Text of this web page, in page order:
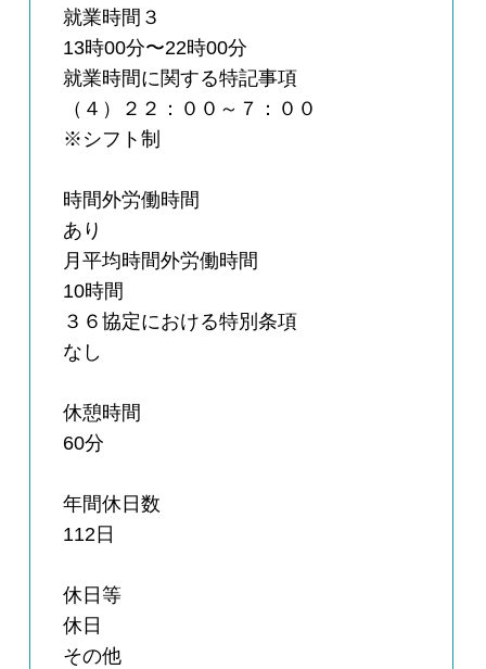
就業時間３
13時00分〜22時00分
就業時間に関する特記事項
（４）２２：００～７：００
※シフト制
時間外労働時間
あり
月平均時間外労働時間
10時間
３６協定における特別条項
なし
休憩時間
60分
年間休日数
112日
休日等
休日
その他